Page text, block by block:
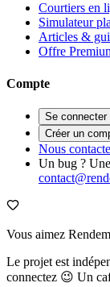
Courtiers en
Simulateur
Articles &
Offre
Compte
Se connecter
Créer un
Nous
Un bug ?
Vous aimez
Le projet est
connectez 😉 Un